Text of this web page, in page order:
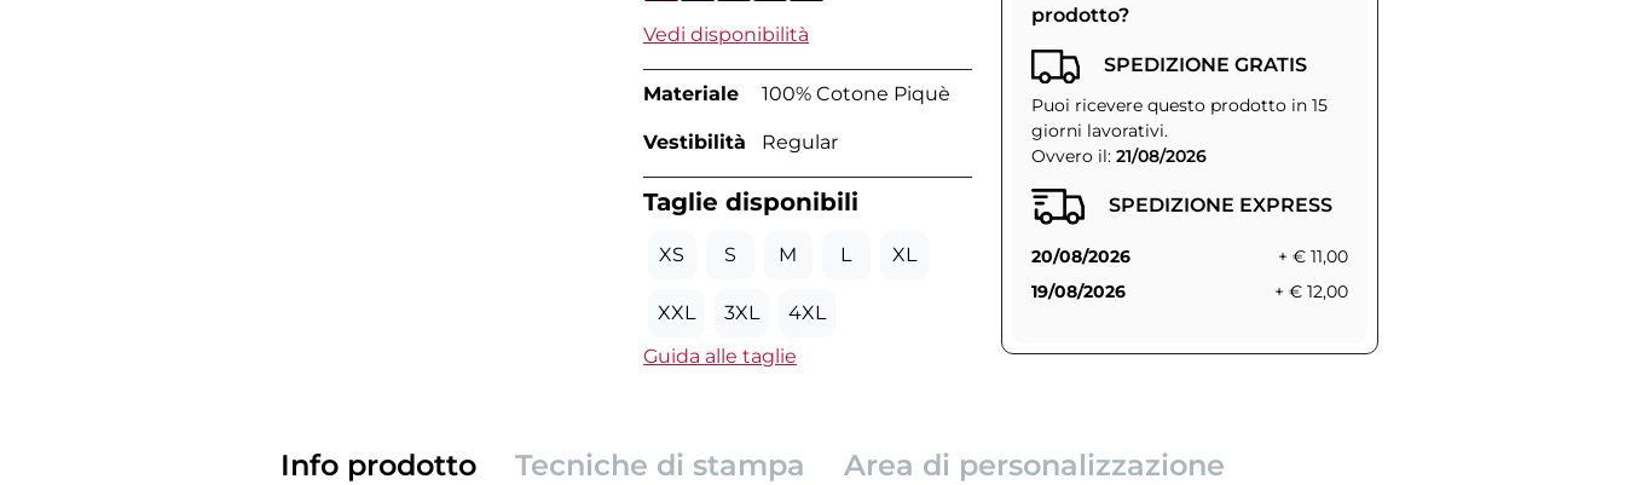
Vedi disponibilità
Materiale 100% Cotone Piquè
Vestibilità Regular
Taglie disponibili
XS S M L XL
XXL 3XL
4XL
Guida alle taglie
prodotto?
SPEDIZIONE GRATIS
Puoi ricevere questo prodotto in 15
giorni lavorativi.
Ovvero il: 21/08/2026
SPEDIZIONE EXPRESS
20/08/2026
+ € 11,00
19/08/2026
+ € 12,00
Info prodotto Tecniche di stampa
Area di personalizzazione